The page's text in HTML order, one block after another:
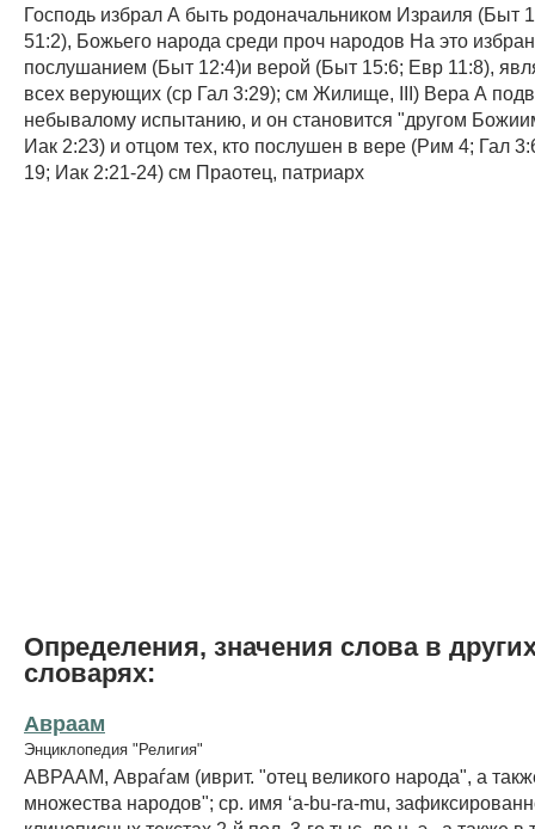
Господь избрал А быть родоначальником Израиля (Быт
51:2), Божьего народа среди проч народов На это
послушанием (Быт 12:4)и верой (Быт 15:6; Евр 11:8),
всех верующих (ср Гал 3:29); см Жилище, III) Вера А
небывалому испытанию, и он становится "другом
Иак 2:23) и отцом тех, кто послушен в вере (Рим 4; Гал
19; Иак 2:21-24) см Праотец, патриарх
Определения, значения слова в
словарях:
Авраам
Энциклопедия "Религия"
АВРААМ, Авраѓам (иврит. "отец великого народа", а
множества народов"; ср. имя ‘a-bu-ra-mu,